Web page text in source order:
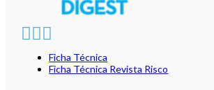
Ficha Técnica
Ficha Técnica Revista Risco